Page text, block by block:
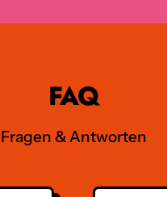
FAQ
Fragen & Antworten